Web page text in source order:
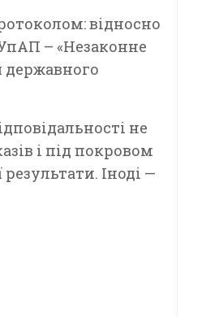
відносно
– «Незаконне
державного
не
і під покровом
Іноді —